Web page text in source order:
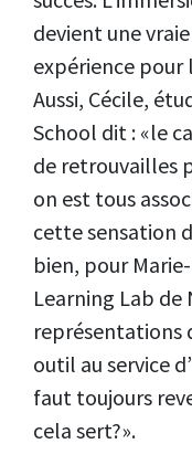
devient une vraie
expérience pour
Aussi, Cécile,
School dit : «le
de retrouvailles
on est tous
cette sensation
bien, pour
Learning Lab
représentations
outil au service
faut toujours
cela sert?».